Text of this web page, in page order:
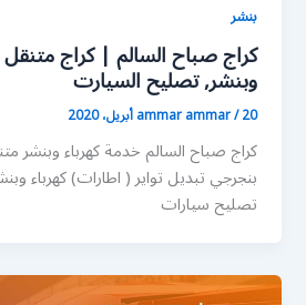
بنشر
وبنشر, تصليح السيارت
ammar ammar/20 أبريل، 2020
كراج صباح السالم خدمة كهرباء وبنشر
بنجرجي تبديل تواير ( اطارات) كهرباء
تصليح سيارات